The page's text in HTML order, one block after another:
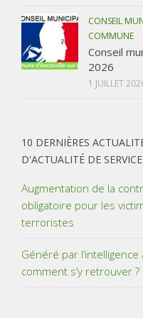
CONSEIL
COMMUNE
Conseil
2026
1 JUILLET
10 DERNIÈRES
D'ACTUALITÉ DE
Augmentation de la
obligatoire pour les
terroristes
Généré par l’intelligence
comment s’y retrouver ?